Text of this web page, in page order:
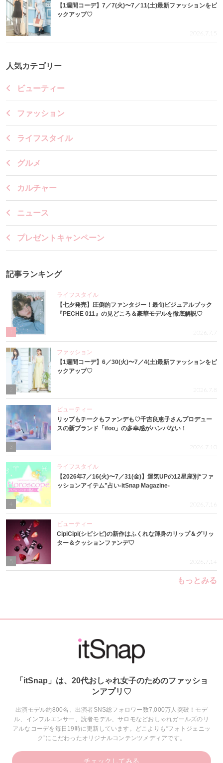
【1週間コーデ】7／7(火)〜7／11(土)最新ファッションをピ
ックアップ♡
2026.7.15
人気カテゴリー
ビューティー
ファッション
ライフスタイル
グルメ
カルチャー
ニュース
プレゼントキャンペーン
記事ランキング
ライフスタイル
【七夕発売】圧倒的ファンタジー！最旬ビジュアルブック
『PECHE 011』の見どころ＆豪華モデルを徹底解説♡
2026.7.7
2
ファッション
【1週間コーデ】6／30(火)〜7／4(土)最新ファッションをピ
ックアップ♡
2026.7.8
3
ビューティー
リップもチークもファンデも♡千吉良恵子さんプロデュー
スの新ブランド「ifoo」の多幸感がハンパない！
2026.7.10
ライフスタイル
【2026年7／16(火)〜7／31(金)】運気UPの12星座別“ファ
ッションアイテム”占い-itSnap Magazine-
2026.7.16
ビューティー
CipiCipi(シピシピ)の新作はふくれな渾身のリップ＆グリッ
ター＆クッションファンデ♡
2026.7.14
もっとみる
「itSnap」は、20代おしゃれ女子のためのファッショ
ンアプリ♡
出演モデル約800名、出演者SNS総フォロワー数7,000万人突破！モデ
ル、インフルエンサー、読者モデル、サロモなどおしゃれガールズのリ
アルなコーデを毎日19時に更新しています。どこよりも“フォトジェニッ
ク”にこだわったオリジナルコンテンツメディアです。
チェックしてみる